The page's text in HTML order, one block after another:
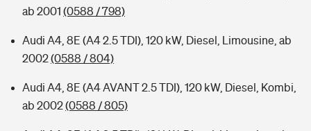
ab 2001 (0588 / 798)
Audi A4, 8E (A4 2.5 TDI), 120 kW, Diesel, Limousine, ab
2002(0588 / 804)
Audi A4, 8E (A4 AVANT 2.5 TDI), 120 kW, Diesel, Kombi,
ab 2002(0588 / 805)